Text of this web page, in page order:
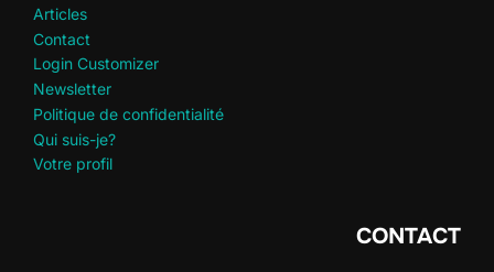
Articles
Contact
Login Customizer
Newsletter
Politique de confidentialité
Qui suis-je?
Votre profil
CONTACT